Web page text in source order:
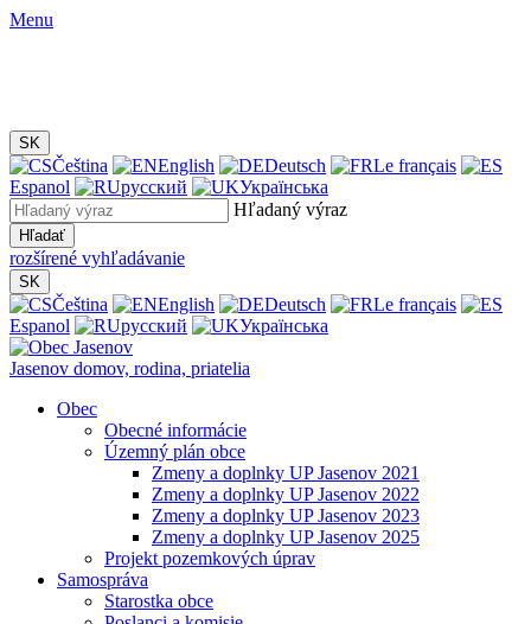
Menu
SK
Čeština English Deutsch
Le français
Espanol
русский
Українська
Hľadaný výraz
Hľadať
rozšírené vyhľadávanie
SK
Čeština English Deutsch
Le français
Espanol
русский Українська
Jasenov domov, rodina, priatelia
Obec
Obecné informácie
Územný plán obce
Zmeny a doplnky UP Jasenov 2021
Zmeny a doplnky UP Jasenov 2022
Zmeny a doplnky UP Jasenov 2023
Zmeny a doplnky UP Jasenov 2025
Projekt pozemkových úprav
Samospráva
Starostka obce